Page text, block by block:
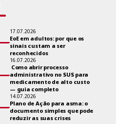
17.07.2026
EoE em adultos: por que os
sinais custam a ser
reconhecidos
16.07.2026
Como abrir processo
administrativo no SUS para
medicamento de alto custo
— guia completo
14.07.2026
Plano de Ação para asma: o
documento simples que pode
reduzir as suas crises